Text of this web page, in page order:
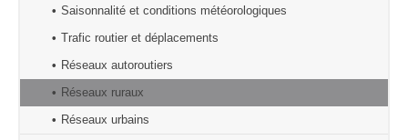
Saisonnalité et conditions météorologiques
Trafic routier et déplacements
Réseaux autoroutiers
Réseaux ruraux
Réseaux urbains